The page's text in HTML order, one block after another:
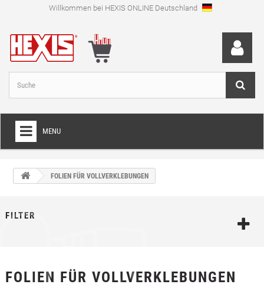
Willkommen bei HEXIS ONLINE Deutschland
MENU
FOLIEN FÜR VOLLVERKLEBUNGEN
+
TEXTILFOLIEN
FOLIEN FÜR VOLLVERKLEBUNGEN
FILTER
FOLIEN FÜR VOLLVERKLEBUNGEN